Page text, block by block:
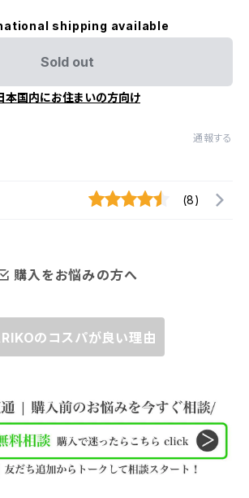
shipping available
Sold out
本国内にお住まいの方向け
通報する
(8)
購入をお悩みの方へ
のコスパが良い理由